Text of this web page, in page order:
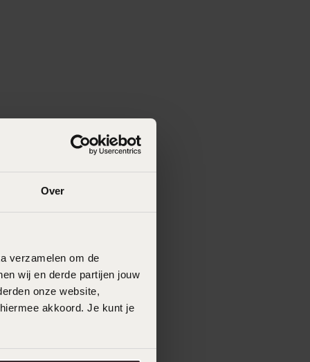
Over
verzamelen om de
wij en derde partijen jouw
onze website,
akkoord. Je kunt je